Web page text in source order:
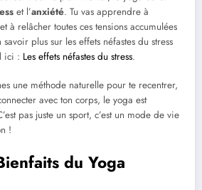
et l’anxiété. Tu vas apprendre à
à relâcher toutes ces tensions accumulées
plus sur les effets néfastes du stress
ici : Les effets néfastes du stress.
une méthode naturelle pour te recentrer,
avec ton corps, le yoga est
pas juste un sport, c’est un mode de vie
!
du Yoga